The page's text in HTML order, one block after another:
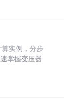
算实例，分步
掌握变压器